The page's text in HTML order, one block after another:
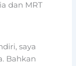
dan MRT
saya
Bahkan